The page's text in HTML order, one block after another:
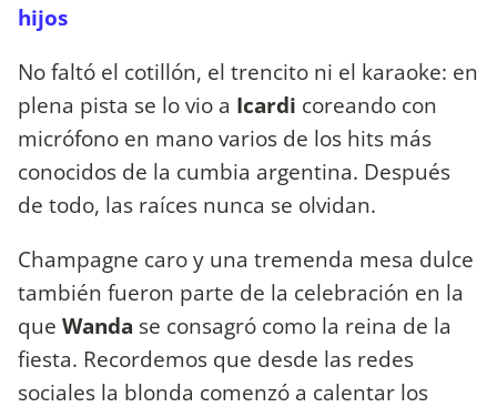
hijos
No faltó el cotillón, el trencito ni el karaoke: en
plena pista se lo vio a Icardi coreando con
micrófono en mano varios de los hits más
conocidos de la cumbia argentina. Después
de todo, las raíces nunca se olvidan.
Champagne caro y una tremenda mesa dulce
también fueron parte de la celebración en la
que Wanda se consagró como la reina de la
fiesta. Recordemos que desde las redes
sociales la blonda comenzó a calentar los